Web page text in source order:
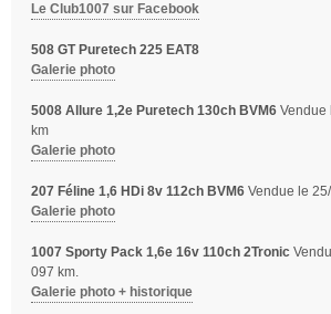
Le Club1007 sur Facebook
508 GT Puretech 225 EAT8
Galerie photo
5008 Allure 1,2e Puretech 130ch BVM6 Vendue
km
Galerie photo
207 Féline 1,6 HDi 8v 112ch BVM6 Vendue le
Galerie photo
1007 Sporty Pack 1,6e 16v 110ch 2Tronic
097 km.
Galerie photo + historique